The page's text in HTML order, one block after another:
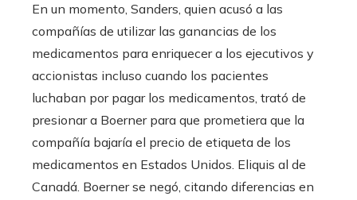
En un momento, Sanders, quien acusó a las
compañías de utilizar las ganancias de los
medicamentos para enriquecer a los ejecutivos y
accionistas incluso cuando los pacientes
luchaban por pagar los medicamentos, trató de
presionar a Boerner para que prometiera que la
compañía bajaría el precio de etiqueta de los
medicamentos en Estados Unidos. Eliquis al de
Canadá. Boerner se negó, citando diferencias en